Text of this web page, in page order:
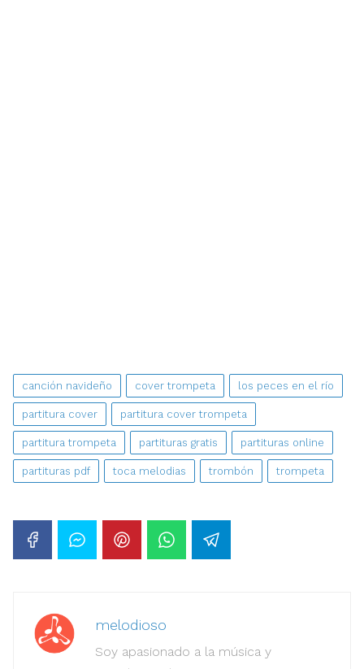
canción navideño cover trompeta los peces en el río
partitura cover partitura cover trompeta
partitura trompeta partituras gratis partituras online
partituras pdf toca melodias trombón trompeta
melodioso
Soy apasionado a la música y